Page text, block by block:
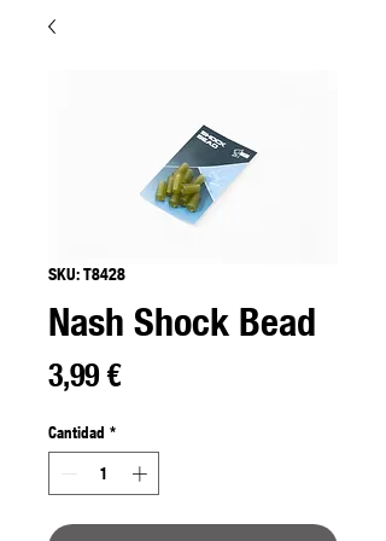
SKU: T8428
Nash Shock Bead
3,99 €Precio
Cantidad *